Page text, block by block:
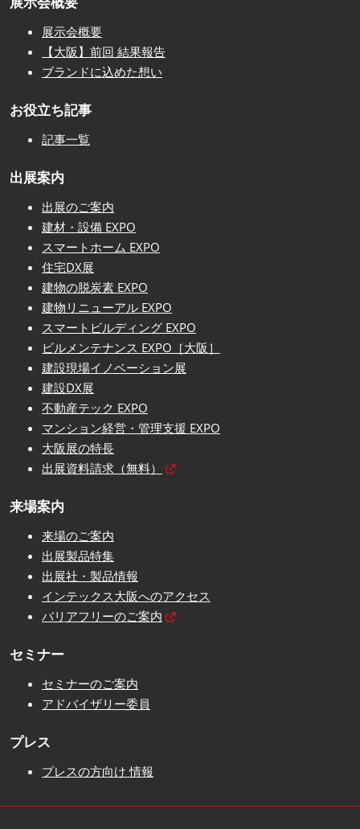
展示会概要
【大阪】前回 結果報告
ブランドに込めた想い
お役立ち記事
記事一覧
出展案内
出展のご案内
建材・設備 EXPO
スマートホーム EXPO
住宅DX展
建物の脱炭素 EXPO
建物リニューアル EXPO
スマートビルディング EXPO
ビルメンテナンス EXPO［大阪］
建設現場イノベーション展
建設DX展
不動産テック EXPO
マンション経営・管理支援 EXPO
大阪展の特長
出展資料請求（無料）
来場案内
来場のご案内
出展製品特集
出展社・製品情報
インテックス大阪へのアクセス
バリアフリーのご案内
セミナー
セミナーのご案内
アドバイザリー委員
プレス
プレスの方向け 情報